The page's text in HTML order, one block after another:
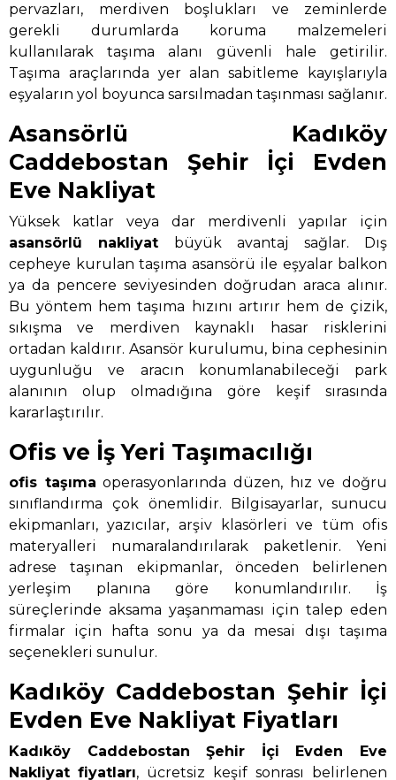
pervazları, merdiven boşlukları ve zeminlerde
gerekli durumlarda koruma malzemeleri
kullanılarak taşıma alanı güvenli hale getirilir.
Taşıma araçlarında yer alan sabitleme kayışlarıyla
eşyaların yol boyunca sarsılmadan taşınması sağlanır.
Asansörlü Kadıköy
Caddebostan Şehir İçi Evden
Eve Nakliyat
Yüksek katlar veya dar merdivenli yapılar için
asansörlü nakliyat büyük avantaj sağlar. Dış
cepheye kurulan taşıma asansörü ile eşyalar balkon
ya da pencere seviyesinden doğrudan araca alınır.
Bu yöntem hem taşıma hızını artırır hem de çizik,
sıkışma ve merdiven kaynaklı hasar risklerini
ortadan kaldırır. Asansör kurulumu, bina cephesinin
uygunluğu ve aracın konumlanabileceği park
alanının olup olmadığına göre keşif sırasında
kararlaştırılır.
Ofis ve İş Yeri Taşımacılığı
ofis taşıma operasyonlarında düzen, hız ve doğru
sınıflandırma çok önemlidir. Bilgisayarlar, sunucu
ekipmanları, yazıcılar, arşiv klasörleri ve tüm ofis
materyalleri numaralandırılarak paketlenir. Yeni
adrese taşınan ekipmanlar, önceden belirlenen
yerleşim planına göre konumlandırılır. İş
süreçlerinde aksama yaşanmaması için talep eden
firmalar için hafta sonu ya da mesai dışı taşıma
seçenekleri sunulur.
Kadıköy Caddebostan Şehir İçi
Evden Eve Nakliyat Fiyatları
Kadıköy Caddebostan Şehir İçi Evden Eve
Nakliyat fiyatları, ücretsiz keşif sonrası belirlenen